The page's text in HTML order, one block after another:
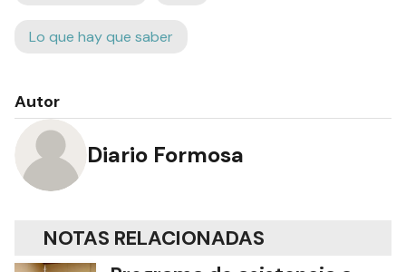
Lo que hay que saber
Autor
Diario Formosa
NOTAS RELACIONADAS